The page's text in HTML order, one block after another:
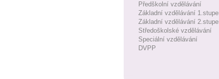
Předškolní vzdělávání
Základní vzdělávání
Základní vzdělávání
Středoškolské vzdělávání
Speciální vzdělávání
DVPP